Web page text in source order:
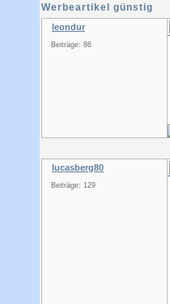
Werbeartikel günstig
leondur
Beiträge: 86
lucasberg80
Beiträge: 129